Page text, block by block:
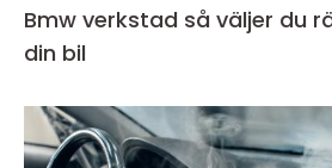
Bmw verkstad så väljer du rätt partner för
din bil